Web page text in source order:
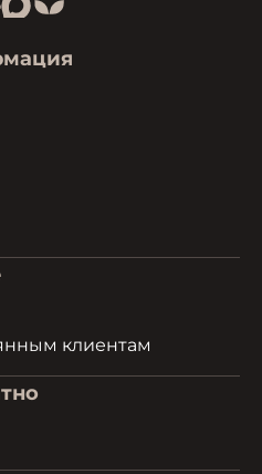
клиентам